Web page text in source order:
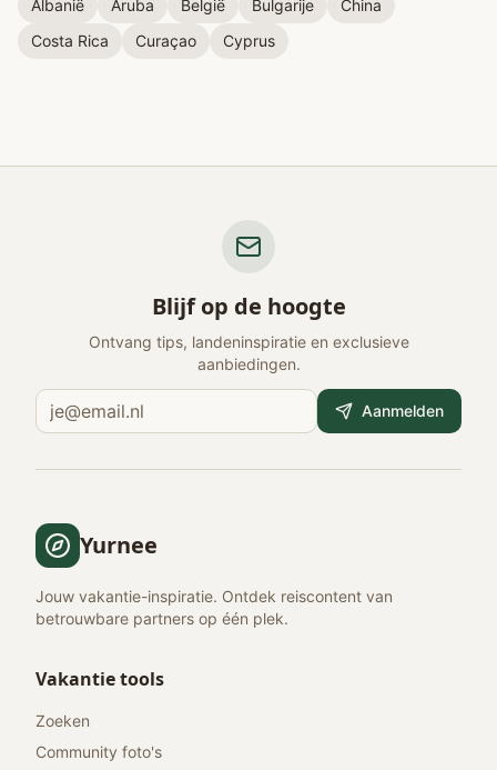
Albanië Aruba België Bulgarije
China
Costa Rica
Curaçao Cyprus
Blijf op de hoogte
Ontvang tips, landeninspiratie en exclusieve
aanbiedingen.
Aanmelden
Yurnee
Jouw vakantie-inspiratie. Ontdek reiscontent van
betrouwbare partners op één plek.
Vakantie tools
Zoeken
Community foto's